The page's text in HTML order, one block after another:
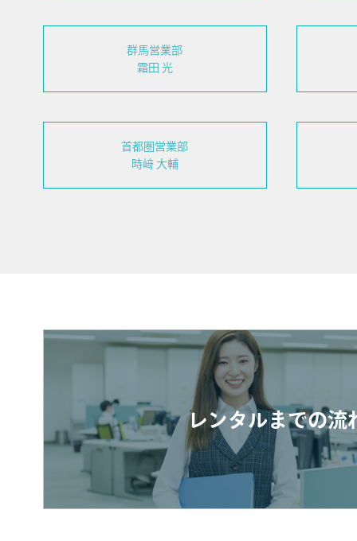
群馬営業部
霜田 光
首都圏営業部
時﨑 大輔
レンタルまでの流